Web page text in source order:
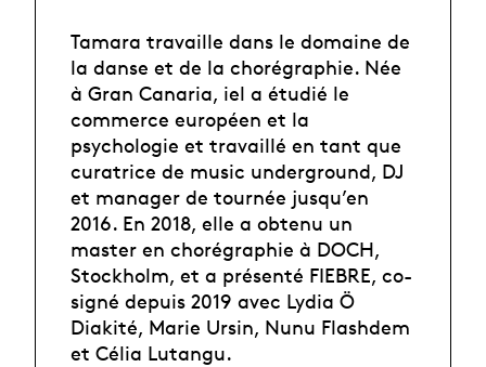
Tamara travaille dans le domaine de
la danse et de la chorégraphie. Née
à Gran Canaria, iel a étudié le
commerce européen et la
psychologie et travaillé en tant que
curatrice de music underground, DJ
et manager de tournée jusqu’en
2016. En 2018, elle a obtenu un
master en chorégraphie à DOCH,
Stockholm, et a présenté FIEBRE, co-
signé depuis 2019 avec Lydia Ö
Diakité, Marie Ursin, Nunu Flashdem
et Célia Lutangu.